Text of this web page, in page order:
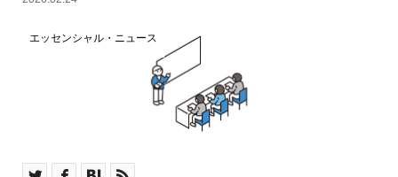
エッセンシャル・ニュース